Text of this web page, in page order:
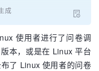
成
使用者进行了问卷调
本，或是在 Linux 平台
了 Linux 使用者的问卷